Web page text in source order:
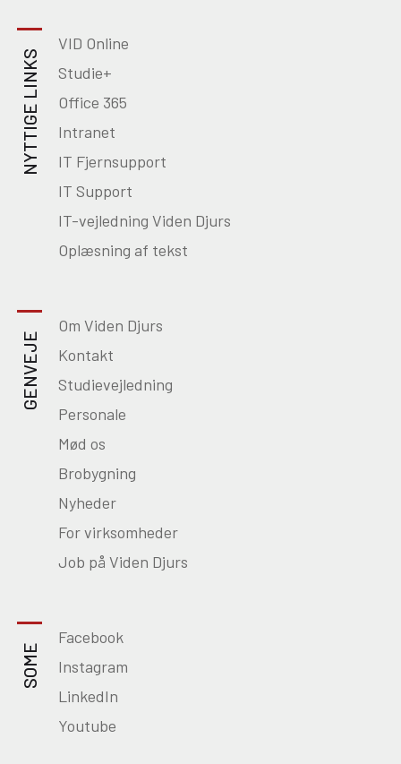
NYTTIGE LINKS
VID Online
Studie+
Office 365
Intranet
IT Fjernsupport
IT Support
IT-vejledning Viden Djurs
Oplæsning af tekst
GENVEJE
Om Viden Djurs
Kontakt
Studievejledning
Personale
Mød os
Brobygning
Nyheder
For virksomheder
Job på Viden Djurs
SOME
Facebook
Instagram
LinkedIn
Youtube